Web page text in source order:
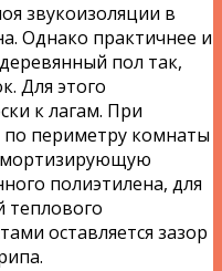
звукоизоляции в
Однако практичнее и
пол так,
Для этого
к лагам. При
по периметру комнаты
полиэтилена, для
теплового
оставляется зазор